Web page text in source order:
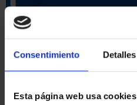
Consentimiento Detalles
Esta página web usa cookies